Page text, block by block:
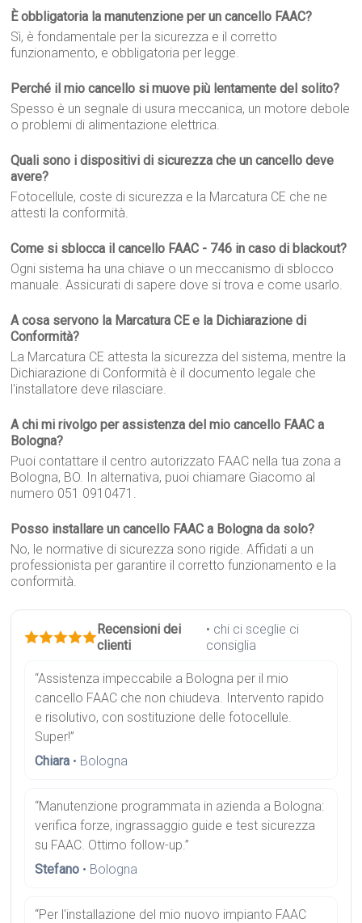
È obbligatoria la manutenzione per un cancello FAAC?
Sì, è fondamentale per la sicurezza e il corretto
funzionamento, e obbligatoria per legge.
Perché il mio cancello si muove più lentamente del solito?
Spesso è un segnale di usura meccanica, un motore debole
o problemi di alimentazione elettrica.
Quali sono i dispositivi di sicurezza che un cancello deve
avere?
Fotocellule, coste di sicurezza e la Marcatura CE che ne
attesti la conformità.
Come si sblocca il cancello FAAC - 746 in caso di blackout?
Ogni sistema ha una chiave o un meccanismo di sblocco
manuale. Assicurati di sapere dove si trova e come usarlo.
A cosa servono la Marcatura CE e la Dichiarazione di
Conformità?
La Marcatura CE attesta la sicurezza del sistema, mentre la
Dichiarazione di Conformità è il documento legale che
l'installatore deve rilasciare.
A chi mi rivolgo per assistenza del mio cancello FAAC a
Bologna?
Puoi contattare il centro autorizzato FAAC nella tua zona a
Bologna, BO. In alternativa, puoi chiamare Giacomo al
numero 051 0910471.
Posso installare un cancello FAAC a Bologna da solo?
No, le normative di sicurezza sono rigide. Affidati a un
professionista per garantire il corretto funzionamento e la
conformità.
Recensioni dei
clienti
• chi ci sceglie ci
consiglia
“Assistenza impeccabile a Bologna per il mio
cancello FAAC che non chiudeva. Intervento rapido
e risolutivo, con sostituzione delle fotocellule.
Super!”
Chiara • Bologna
“Manutenzione programmata in azienda a Bologna:
verifica forze, ingrassaggio guide e test sicurezza
su FAAC. Ottimo follow-up.”
Stefano • Bologna
“Per l'installazione del mio nuovo impianto FAAC